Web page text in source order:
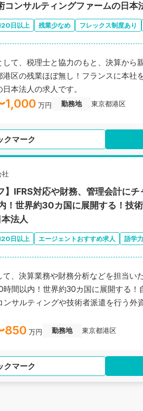
コンサルティングファームの日本
日以上 残業少なめ フレックス制度あり
て、税理士と協力のもと、決算から
区の残業ほぼ無し！フランスに本社
本法人の求人です。
1,000 万円 勤務地 東京都港区
クマーク
社
】IFRS対応や財務、管理会計に
！世界約30カ国に展開する！技
法人
日以上 エージェントおすすめ求人 語学
、決算業務や財務分析などを担当い
時間以内！世界約30カ国に展開する！
サルティングや技術者派遣を行う外
850 万円 勤務地 東京都港区
クマーク